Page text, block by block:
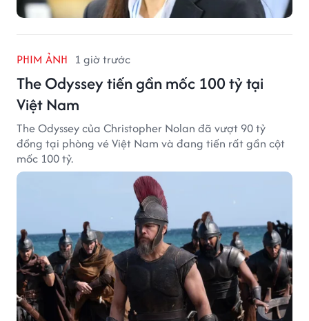
PHIM ẢNH 1 giờ trước
The Odyssey tiến gần mốc 100 tỷ tại
Việt Nam
The Odyssey của Christopher Nolan đã vượt 90 tỷ
đồng tại phòng vé Việt Nam và đang tiến rất gần cột
mốc 100 tỷ.